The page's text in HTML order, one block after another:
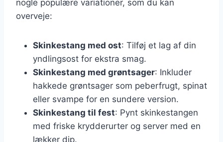
nogle populære variationer, som du kan
overveje:
Skinkestang med ost: Tilføj et lag af din
yndlingsost for ekstra smag.
Skinkestang med grøntsager: Inkluder
hakkede grøntsager som peberfrugt, spinat
eller svampe for en sundere version.
Skinkestang til fest: Pynt skinkestangen
med friske krydderurter og server med en
lækker dip.